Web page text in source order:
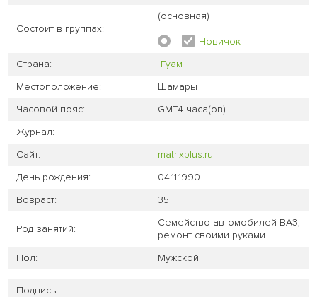
Состоит в группах:
(основная)
Новичок
Страна:
Гуам
Местоположение:
Шамары
Часовой пояс:
GMT4 часа(ов)
Журнал:
Сайт:
matrixplus.ru
День рождения:
04.11.1990
Возраст:
35
Род занятий:
Семейство автомобилей ВАЗ,
ремонт своими руками
Пол:
Мужской
Подпись: